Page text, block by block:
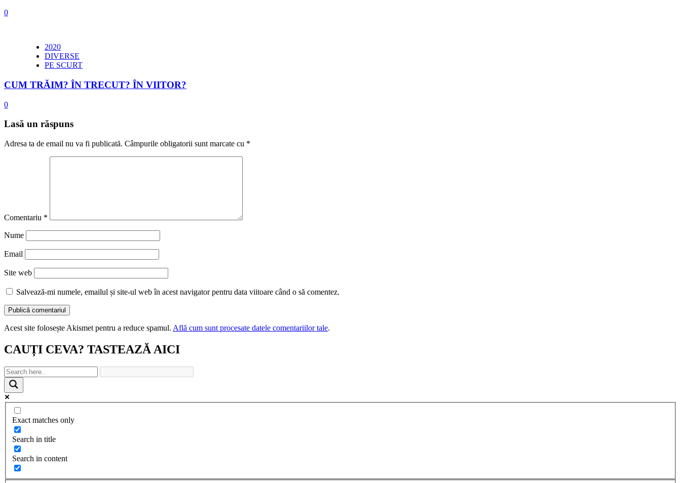
0
2020
DIVERSE
PE SCURT
CUM TRĂIM? ÎN TRECUT? ÎN VIITOR?
0
Lasă un răspuns
Adresa ta de email nu va fi publicată. Câmpurile obligatorii sunt marcate cu *
Comentariu *
Nume
Email
Site web
Salvează-mi numele, emailul și site-ul web în acest navigator pentru data viitoare când o să comentez.
Acest site folosește Akismet pentru a reduce spamul. Află cum sunt procesate datele comentariilor tale.
CAUȚI CEVA? TASTEAZĂ AICI
Exact matches only
Search in title
Search in content